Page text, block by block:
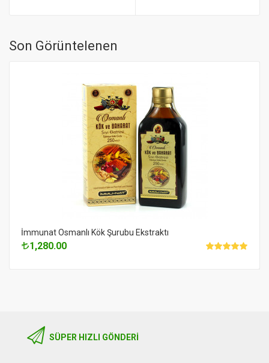
Son Görüntelenen
İmmunat Osmanlı Kök Şurubu Ekstraktı
1,280.00
SÜPER HIZLI GÖNDERI